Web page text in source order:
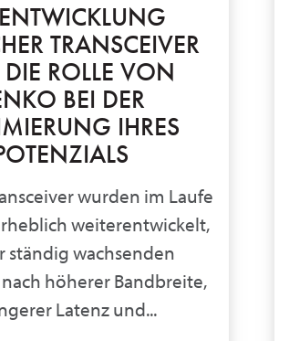
TRANSCEIVER
ROLLE VON
BEI DER
IHRES
wurden im Laufe
weiterentwickelt,
ständig wachsenden
höherer Bandbreite,
Latenz und...